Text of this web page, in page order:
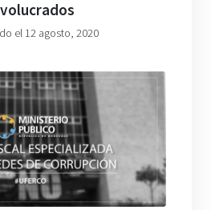
el 12 agosto, 2020